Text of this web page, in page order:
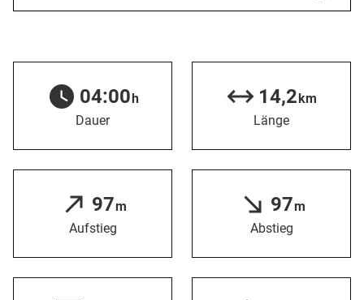
04:00h
Dauer
14,2km
Länge
97m
Aufstieg
97m
Abstieg